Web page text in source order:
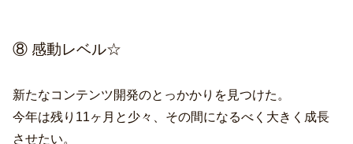
⑧ 感動レベル☆
新たなコンテンツ開発のとっかかりを見つけた。
今年は残り11ヶ月と少々、その間になるべく大きく成長
させたい。